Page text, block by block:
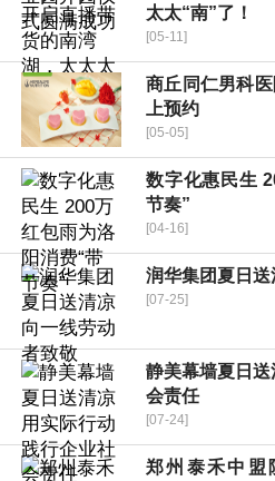
太太“南”了！
[05-11]
商丘同仁男科
上预约
[05-05]
数字化惠民生
节奏”
[04-16]
润华集团夏日
[07-25]
静美幕墙夏日
会责任
[07-24]
郑州泰禾中盟